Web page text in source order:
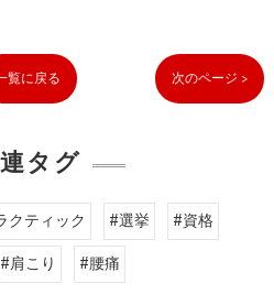
覧に戻る 次のページ >
タグ
クティック #選挙
#資格
#肩こり #腰痛